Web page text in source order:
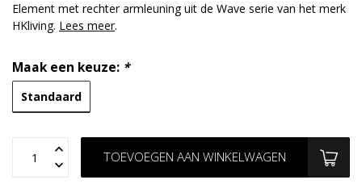
Element met rechter armleuning uit de Wave serie van het merk
HKliving. Lees meer.
Maak een keuze: *
Standaard
TOEVOEGEN AAN WINKELWAGEN